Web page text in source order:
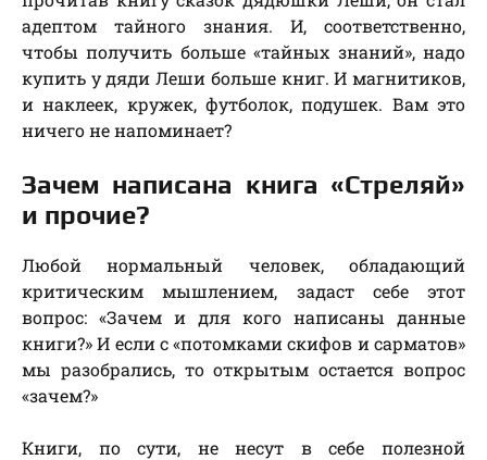
адептом тайного знания. И, соответственно,
чтобы получить больше «тайных знаний», надо
купить у дяди Леши больше книг. И магнитиков,
и наклеек, кружек, футболок, подушек. Вам это
ничего не напоминает?
Зачем написана книга «Стреляй»
и прочие?
Любой нормальный человек, обладающий
критическим мышлением, задаст себе этот
вопрос: «Зачем и для кого написаны данные
книги?» И если с «потомками скифов и сарматов»
мы разобрались, то открытым остается вопрос
«зачем?»
Книги, по сути, не несут в себе полезной